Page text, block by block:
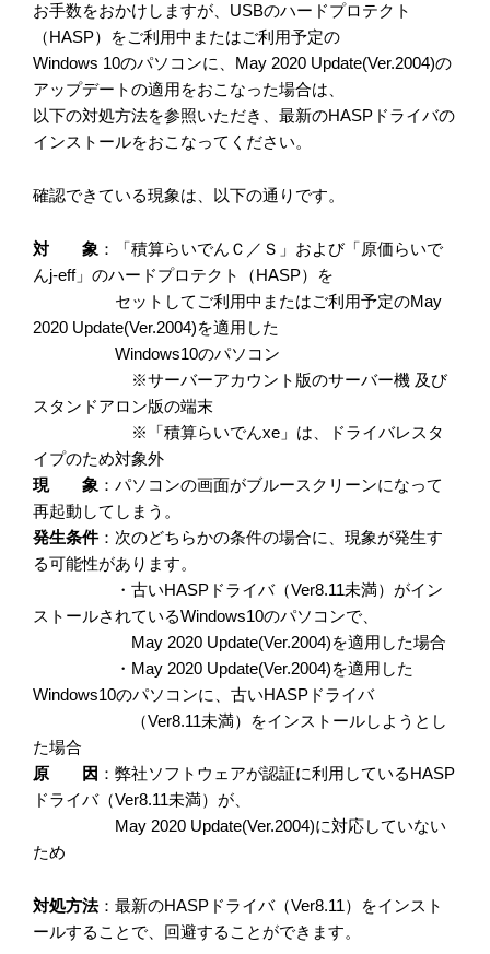
お手数をおかけしますが、USBのハードプロテクト
（HASP）をご利用中またはご利用予定の
Windows 10のパソコンに、May 2020 Update(Ver.2004)の
アップデートの適用をおこなった場合は、
以下の対処方法を参照いただき、最新のHASPドライバの
インストールをおこなってください。
確認できている現象は、以下の通りです。
対 象 ：「積算らいでんＣ／Ｓ」および「原価らいで
んj-eff」のハードプロテクト（HASP）を
セットしてご利用中またはご利用予定のMay
2020 Update(Ver.2004)を適用した
Windows10のパソコン
※サーバーアカウント版のサーバー機 及び
スタンドアロン版の端末
※「積算らいでんxe」は、ドライバレスタ
イプのため対象外
現 象 ：パソコンの画面がブルースクリーンになって
再起動してしまう。
発生条件：次のどちらかの条件の場合に、現象が発生す
る可能性があります。
・古いHASPドライバ（Ver8.11未満）がイン
ストールされているWindows10のパソコンで、
May 2020 Update(Ver.2004)を適用した場合
・May 2020 Update(Ver.2004)を適用した
Windows10のパソコンに、古いHASPドライバ
（Ver8.11未満）をインストールしようとし
た場合
原 因 ：弊社ソフトウェアが認証に利用しているHASP
ドライバ（Ver8.11未満）が、
May 2020 Update(Ver.2004)に対応していない
ため
対処方法：最新のHASPドライバ（Ver8.11）をインスト
ールすることで、回避することができます。